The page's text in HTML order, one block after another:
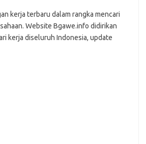
kerja terbaru dalam rangka mencari
Website Bgawe.info didirikan
kerja diseluruh Indonesia, update